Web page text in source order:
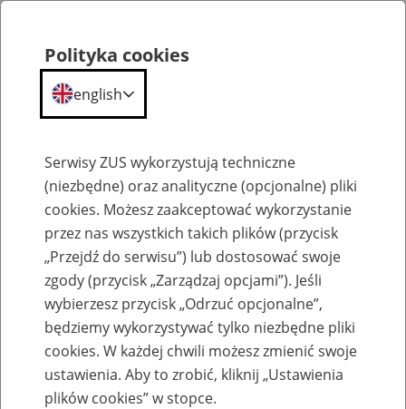
Szkolenia
Zaproś ZUS do siebie - zakładanie profili
eZUS w siedzibie Twojej firmy
Polityka cookies
english
Serwisy ZUS wykorzystują techniczne
(niezbędne) oraz analityczne (opcjonalne) pliki
cookies. Możesz zaakceptować wykorzystanie
przez nas wszystkich takich plików (przycisk
„Przejdź do serwisu”) lub dostosować swoje
zgody (przycisk „Zarządzaj opcjami”). Jeśli
wybierzesz przycisk „Odrzuć opcjonalne”,
będziemy wykorzystywać tylko niezbędne pliki
cookies. W każdej chwili możesz zmienić swoje
ustawienia. Aby to zrobić, kliknij „Ustawienia
plików cookies” w stopce.